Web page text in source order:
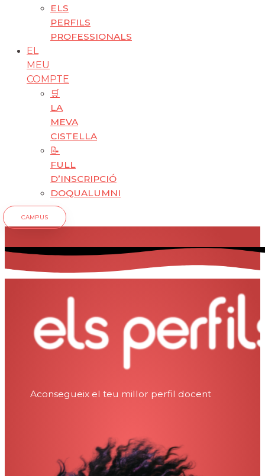
ELS
PERFILS
PROFESSIONALS
EL
MEU
COMPTE
🛒
LA
MEVA
CISTELLA
📝
FULL
D’INSCRIPCIÓ
DOQUALUMNI
CAMPUS
Aconsegueix el teu millor perfil docent